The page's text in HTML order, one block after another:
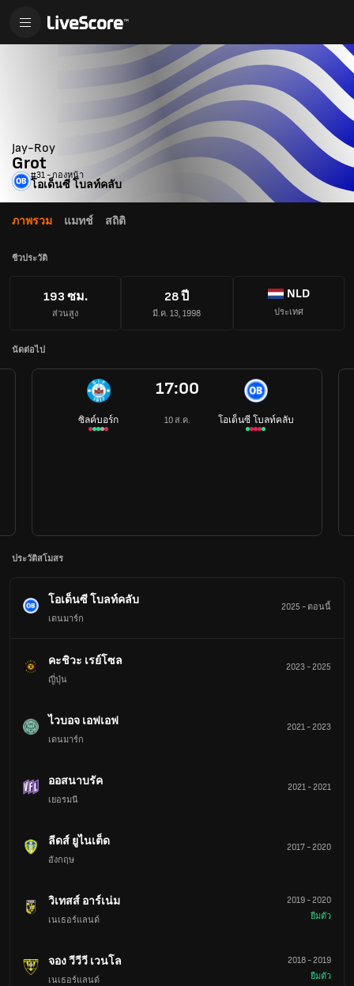
Jay-Roy
Grot
#31 - กองหน้า
โอเด็นซี โบลท์คลับ
ภาพรวม แมทช์ สถิติ
ชีวประวัติ
193 ซม.
ส่วนสูง
28 ปี
มี.ค. 13, 1998
NLD
ประเทศ
นัดต่อไป
ซิลค์บอร์ก
17:00
10 ส.ค. โอเด็นซี โบลท์คลับ
ประวัติสโมสร
โอเด็นซี โบลท์คลับ
เดนมาร์ก
2025 - ตอนนี้
คะชิวะ เรย์โซล
ญี่ปุ่น
2023-2025
ไวบอจ เอฟเอฟ
เดนมาร์ก
2021-2023
ออสนาบรัค
เยอรมนี
2021-2021
ลีดส์ ยูไนเต็ด
อังกฤษ
2017-2020
วิเทสส์ อาร์เน่ม
เนเธอร์แลนด์
2019-2020
ยืมตัว
จอง วีวีวี เวนโล
เนเธอร์แลนด์
2018-2019
ยืมตัว